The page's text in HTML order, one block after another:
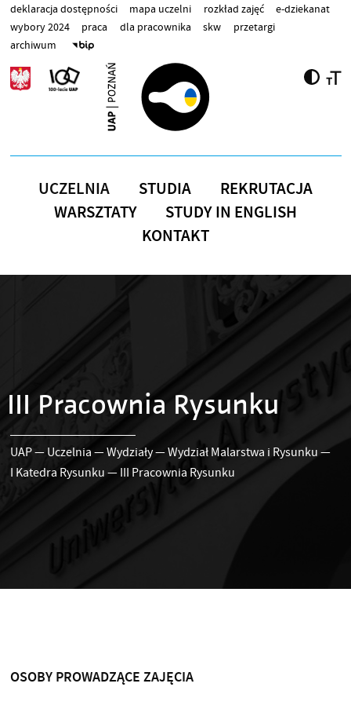
Przejdź do treści
deklaracja dostępności mapa uczelni rozkład zajęć
e-dziekanat
wybory 2024
praca dla pracownika skw
przetargi
archiwum
UCZELNIA STUDIA
REKRUTACJA
WARSZTATY
STUDY IN ENGLISH
KONTAKT
III Pracownia Rysunku
UAP— Uczelnia —Wydziały—Wydział Malarstwa i Rysunku —
I Katedra Rysunku — III Pracownia Rysunku
OSOBY PROWADZĄCE ZAJĘCIA